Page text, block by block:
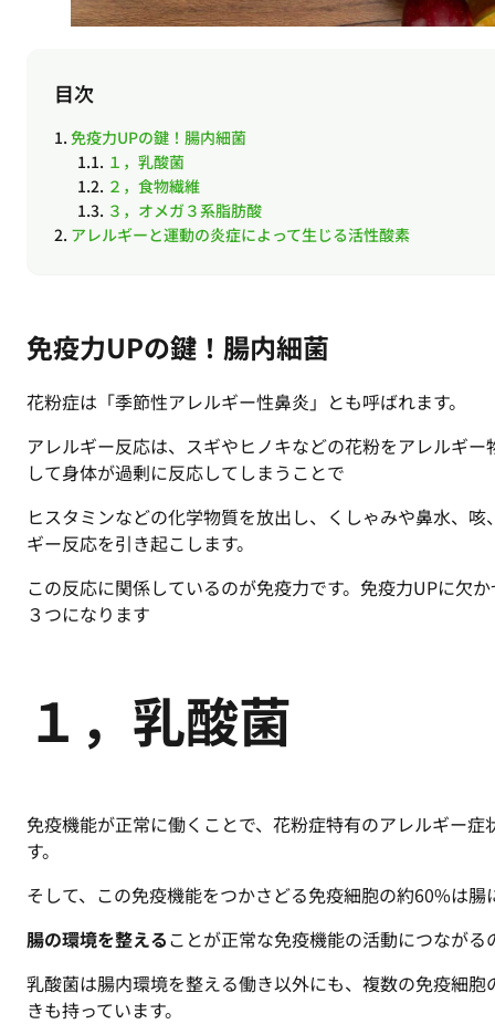
目次
免疫力UPの鍵！腸内細菌
１，乳酸菌
２，食物繊維
３，オメガ３系脂肪酸
アレルギーと運動の炎症によって生じる活性酸素
免疫力UPの鍵！腸内細菌
花粉症は「季節性アレルギー性鼻炎」とも呼ばれます。
アレルギー反応は、スギやヒノキなどの花粉をアレルギ
して身体が過剰に反応してしまうことで
ヒスタミンなどの化学物質を放出し、くしゃみや鼻水、
ギー反応を引き起こします。
この反応に関係しているのが免疫力です。免疫力UPに欠
３つになります
１，乳酸菌
免疫機能が正常に働くことで、花粉症特有のアレルギー症
す。
そして、この免疫機能をつかさどる免疫細胞の約60%は
腸の環境を整えることが正常な免疫機能の活動につながる
乳酸菌は腸内環境を整える働き以外にも、複数の免疫細胞
きも持っています。